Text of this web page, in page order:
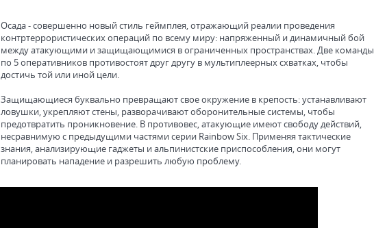
Осада - совершенно новый стиль геймплея, отражающий реалии проведения
контртеррористических операций по всему миру: напряженный и динамичный бой
между атакующими и защищающимися в ограниченных пространствах. Две команды
по 5 оперативников противостоят друг другу в мультиплеерных схватках, чтобы
достичь той или иной цели.
Защищающиеся буквально превращают свое окружение в крепость: устанавливают
ловушки, укрепляют стены, разворачивают оборонительные системы, чтобы
предотвратить проникновение. В противовес, атакующие имеют свободу действий,
несравнимую с предыдущими частями серии Rainbow Six. Применяя тактические
знания, анализирующие гаджеты и альпинистские приспособления, они могут
планировать нападение и разрешить любую проблему.